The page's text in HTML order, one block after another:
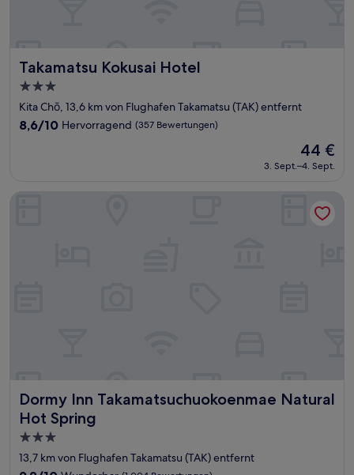
Takamatsu Kokusai Hotel
Takamatsu Kokusai Hotel
3.0-
Sterne-
Unterkunft
Kita Chō, 13,6 km von Flughafen Takamatsu (TAK) entfernt
8.6
Bewertungen)
8,6/10 Hervorragend (357 Bewertungen)
Der
Preis
beträgt
44 €
3. Sept.–4. Sept.
Dormy Inn Takamatsuchuokoenmae Natural
Hot Spring
Dormy Inn Takamatsuchuokoenmae Natural Hot Spring
3.0-
Sterne-
Unterkunft
13,7 km von Flughafen Takamatsu (TAK) entfernt